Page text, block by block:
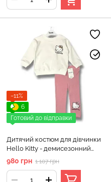
−11%
6
Готовий до відправки
Дитячий костюм для дівчинки
Hello Kitty - демисезонний
повсякденний комплект Murat
Baby (кофта, лосини), Біло-
рожевий, 3 роки, 98см
980 грн 1 107 грн